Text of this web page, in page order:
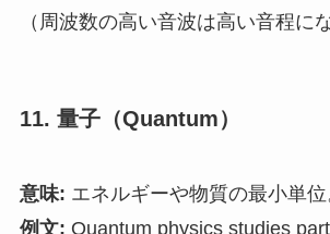
（周波数の高い音波は高い音程に
11. 量子（Quantum）
意味: エネルギーや物質の最小単位
例文: Quantum physics studies